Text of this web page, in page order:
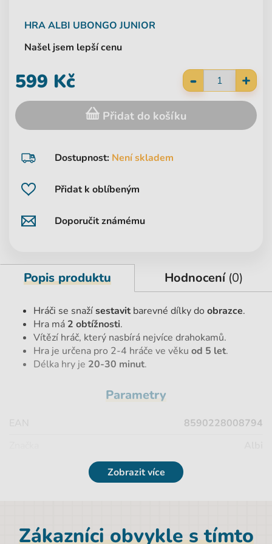
HRAALBI UBONGO JUNIOR
Našel jsem lepší cenu
Přidat k oblíbeným
Doporučit známému
Dostupnost: Není skladem
- +
599 Kč
Přidat do košíku
Popis produktu Hodnocení (0)
Hráči se snažísestavit barevné dílky do obrazce.
Hra má 2 obtížnosti.
Vítězí hráč, který nasbírá nejvíce drahokamů.
Hra je určena pro 2-4 hráče ve věku od 5 let.
Délka hry je 20-30 minut.
Parametry
EAN
8590228008794
Hloubka
6 cm
Zobrazit více
Zákazníci obvykle s tímto